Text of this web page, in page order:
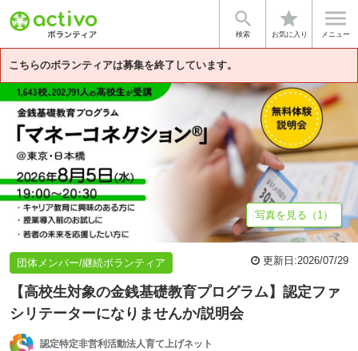

検索
star
お気に入り

メニュー
こちらのボランティアは募集を終了しています。
基本情報 募集詳細 法人情報
写真を見る（1）
団体メンバー/継続ボランティア 更新日:2026/07/29
【高校生対象の金銭基礎教育プログラム】認定ファ
シリテーターになりませんか/説明会
認定特定非営利活動法人育て上げネット